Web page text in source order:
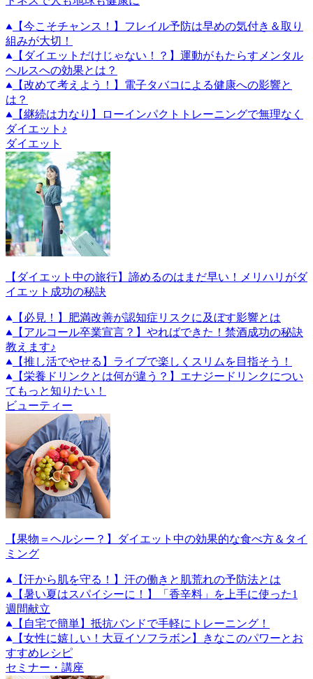
【今こそチャンス！】フレイル予防は早めの気付き＆取り
組みが大切！
【ダイエットだけじゃない！？】運動がもたらすメンタル
ヘルスへの効果とは？
【改めて考えよう！】電子タバコによる健康への影響と
は？
【継続は力なり】ローインパクトトレーニングで無理なく
ダイエット♪
ダイエット
【ダイエット中の旅行】諦めるのはまだ早い！メリハリがダ
イエット成功の秘訣
【必見！】肥満改善が認知症リスクに及ぼす影響とは
【アルコール卒業宣言？】やればできた！禁酒成功の秘訣
教えます♪
【推し活でやせる】ライブで楽しくスリムを目指そう！
【栄養ドリンクとは何が違う？】エナジードリンクについ
てもっと知りたい！
ビューティー
【果物＝ヘルシー？】ダイエット中の効果的な食べ方＆タイ
ミング
【汗から肌を守る！】汗の働きと肌荒れの予防法とは
【暑い夏はスパイシーに！】「香辛料」を上手に使った1
週間献立
【自宅で簡単】抵抗バンドで手軽にトレーニング！
【女性に嬉しい！大豆イソフラボン】きなこのパワーとお
すすめレシピ
セミナー・講座